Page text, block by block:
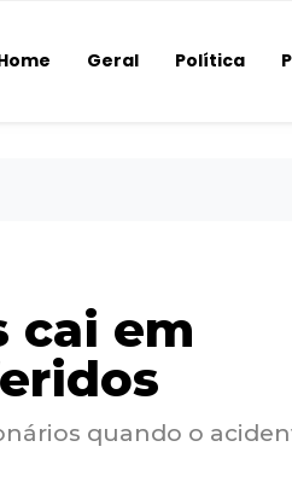
Geral Política
cai em
quando o